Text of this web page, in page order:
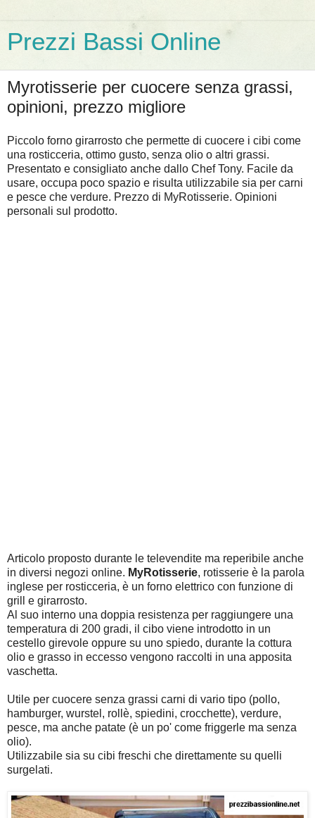
Prezzi Bassi Online
Myrotisserie per cuocere senza grassi,
opinioni, prezzo migliore
Piccolo forno girarrosto che permette di cuocere i cibi come
una rosticceria, ottimo gusto, senza olio o altri grassi.
Presentato e consigliato anche dallo Chef Tony. Facile da
usare, occupa poco spazio e risulta utilizzabile sia per carni
e pesce che verdure. Prezzo di MyRotisserie. Opinioni
personali sul prodotto.
Articolo proposto durante le televendite ma reperibile anche
in diversi negozi online. MyRotisserie, rotisserie è la parola
inglese per rosticceria, è un forno elettrico con funzione di
grill e girarrosto.
Al suo interno una doppia resistenza per raggiungere una
temperatura di 200 gradi, il cibo viene introdotto in un
cestello girevole oppure su uno spiedo, durante la cottura
olio e grasso in eccesso vengono raccolti in una apposita
vaschetta.
Utile per cuocere senza grassi carni di vario tipo (pollo,
hamburger, wurstel, rollè, spiedini, crocchette), verdure,
pesce, ma anche patate (è un po' come friggerle ma senza
olio).
Utilizzabile sia su cibi freschi che direttamente su quelli
surgelati.